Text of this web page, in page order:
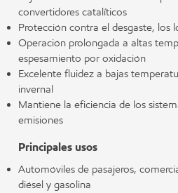
convertidores catalíticos
Protección contra el desgaste, los
Operación prolongada a altas
espesamiento por oxidación
Excelente fluidez a bajas
invernal
Mantiene la eficiencia de los
emisiones
Principales usos
Automóviles de pasajeros,
diésel y gasolina